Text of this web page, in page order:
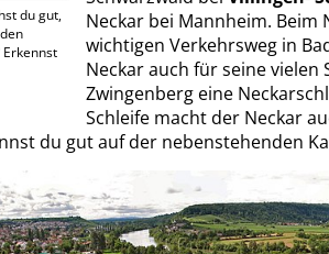
du gut,
Erkennst
Neckar bei Mannheim. Beim
wichtigen Verkehrsweg in
Neckar auch für seine vielen
Zwingenberg eine
Schleife macht der Neckar
du gut auf der nebenstehenden